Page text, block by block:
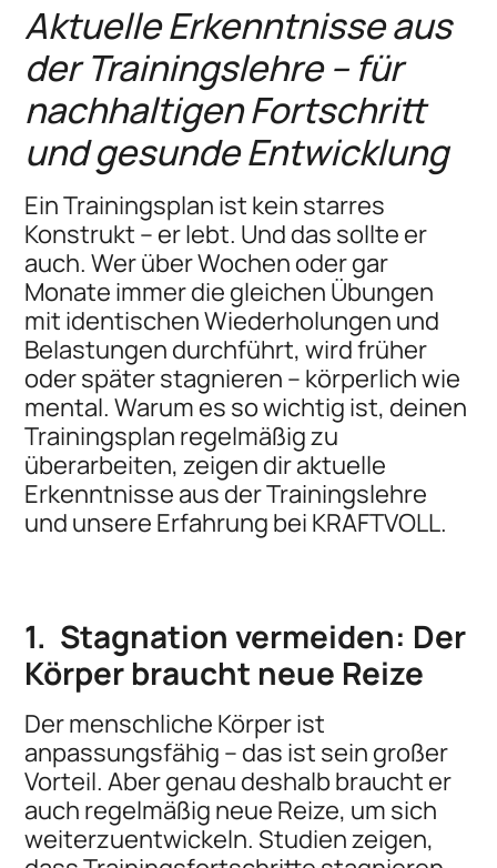
Aktuelle Erkenntnisse aus
der Trainingslehre – für
nachhaltigen Fortschritt
und gesunde Entwicklung
Ein Trainingsplan ist kein starres
Konstrukt – er lebt. Und das sollte er
auch. Wer über Wochen oder gar
Monate immer die gleichen Übungen
mit identischen Wiederholungen und
Belastungen durchführt, wird früher
oder später stagnieren – körperlich wie
mental. Warum es so wichtig ist, deinen
Trainingsplan regelmäßig zu
überarbeiten, zeigen dir aktuelle
Erkenntnisse aus der Trainingslehre
und unsere Erfahrung bei KRAFTVOLL.
1. Stagnation vermeiden: Der
Körper braucht neue Reize
Der menschliche Körper ist
anpassungsfähig – das ist sein großer
Vorteil. Aber genau deshalb braucht er
auch regelmäßig neue Reize, um sich
weiterzuentwickeln. Studien zeigen,